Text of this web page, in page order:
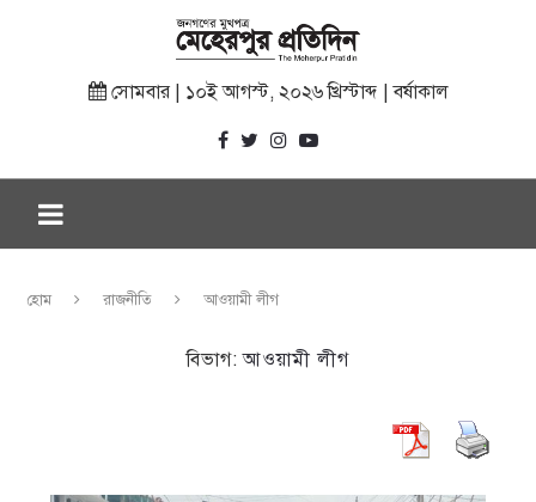
সোমবার | ১০ই আগস্ট, ২০২৬ খ্রিস্টাব্দ | বর্ষাকাল
হোম রাজনীতি আওয়ামী লীগ
বিভাগ: আওয়ামী লীগ